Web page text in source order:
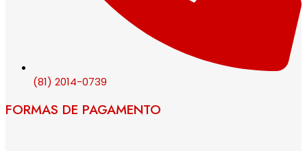
(81) 2014-0739
FORMAS DE PAGAMENTO